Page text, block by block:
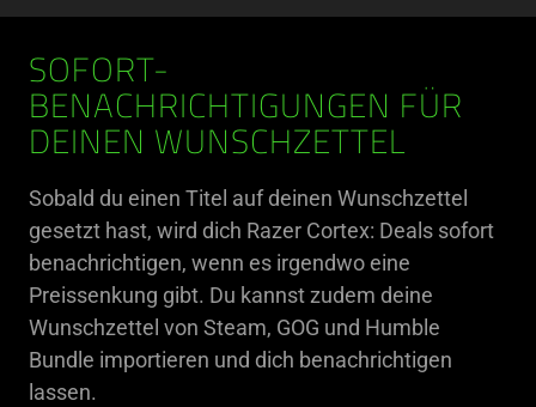
SOFORT-
BENACHRICHTIGUNGEN FÜR
DEINEN WUNSCHZETTEL
Sobald du einen Titel auf deinen Wunschzettel
gesetzt hast, wird dich Razer Cortex: Deals sofort
benachrichtigen, wenn es irgendwo eine
Preissenkung gibt. Du kannst zudem deine
Wunschzettel von Steam, GOG und Humble
Bundle importieren und dich benachrichtigen
lassen.